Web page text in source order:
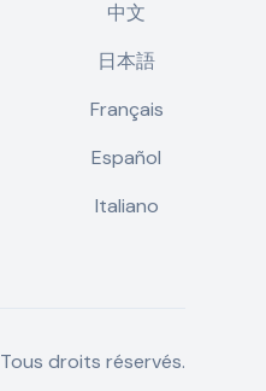
中文
日本語
Français
Español
Italiano
Tous droits réservés.